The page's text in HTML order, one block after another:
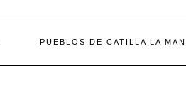
PUEBLOS DE CATILLA LA